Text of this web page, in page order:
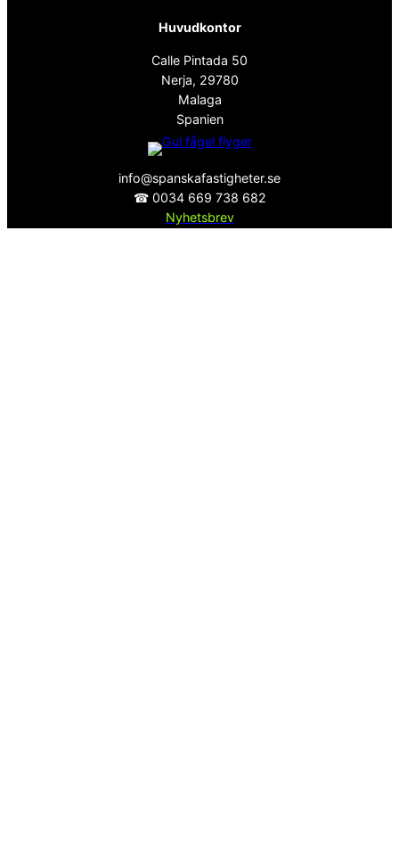
Huvudkontor
Calle Pintada 50
Nerja, 29780
Malaga
Spanien
info@spanskafastigheter.se
☎ 0034 669 738 682
Nyhetsbrev